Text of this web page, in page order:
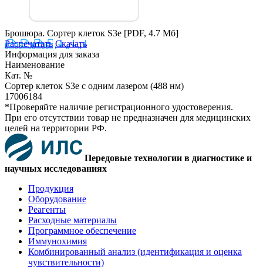
Брошюра. Сортер клеток S3e [PDF, 4.7 Мб]
Распечатать Скачать
Информация для заказа
Наименование
Кат. №
Сортер клеток S3e с одним лазером (488 нм)
17006184
*Проверяйте наличие регистрационного удостоверения.
При его отсутствии товар не предназначен для медицинских
целей на территории РФ.
Передовые технологии в диагностике и
научных исследованиях
Продукция
Оборудование
Реагенты
Расходные материалы
Программное обеспечение
Иммунохимия
Комбинированный анализ (идентификация и оценка
чувствительности)